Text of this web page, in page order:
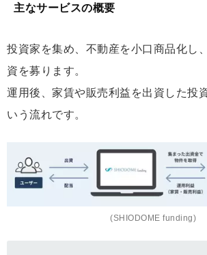
主なサービスの概要
投資家を集め、不動産を小口商品化し
資を募ります。
運用後、家賃や販売利益を出資した投
いう流れです。
(SHIODOME funding)